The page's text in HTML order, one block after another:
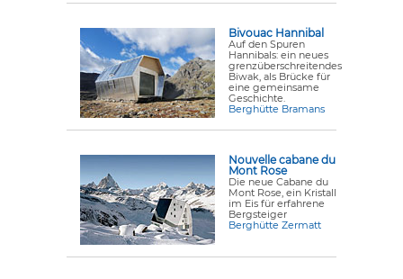
Bivouac Hannibal
Auf den Spuren
Hannibals: ein neues
grenzüberschreitendes
Biwak, als Brücke für
eine gemeinsame
Geschichte.
Berghütte Bramans
Nouvelle cabane du
Mont Rose
Die neue Cabane du
Mont Rose, ein Kristall
im Eis für erfahrene
Bergsteiger
Berghütte Zermatt